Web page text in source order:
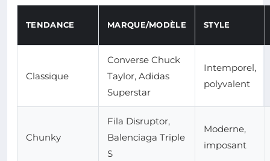
TENDANCE MARQUE/MODÈLE STYLE
Classique
Converse Chuck
Taylor, Adidas
Superstar
Intemporel,
polyvalent
Chunky
Fila Disruptor,
Balenciaga Triple
S
Moderne,
imposant